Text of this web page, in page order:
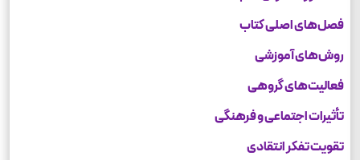
فصل‌های اصلی کتاب
روش‌های آموزشی
فعالیت‌های گروهی
تأثیرات اجتماعی و فرهنگی
تقویت تفکر انتقادی